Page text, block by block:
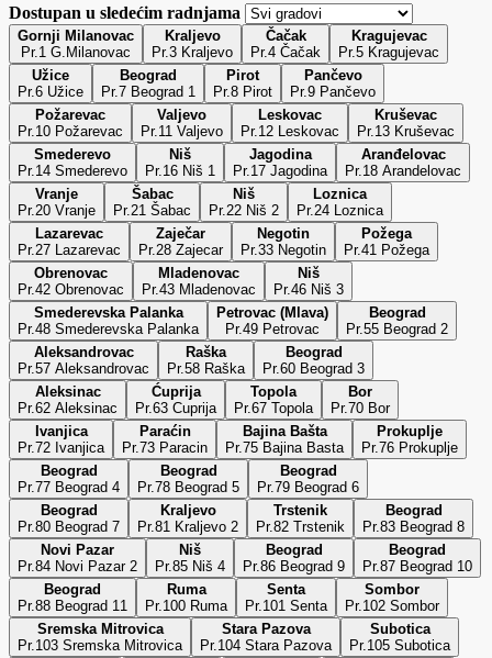
Dostupan u sledećim radnjama
Gornji Milanovac
Pr.1 G.Milanovac
Kraljevo
Pr.3 Kraljevo
Čačak
Pr.4 Čačak
Kragujevac
Pr.5 Kragujevac
Užice
Pr.6 Užice
Beograd
Pr.7 Beograd 1
Pirot
Pr.8 Pirot
Pančevo
Pr.9 Pančevo
Požarevac
Pr.10 Požarevac
Valjevo
Pr.11 Valjevo
Leskovac
Pr.12 Leskovac
Kruševac
Pr.13 Kruševac
Smederevo
Pr.14 Smederevo
Niš
Pr.16 Niš 1
Jagodina
Pr.17 Jagodina
Aranđelovac
Pr.18 Arandelovac
Vranje
Pr.20 Vranje
Šabac
Pr.21 Šabac
Niš
Pr.22 Niš 2
Loznica
Pr.24 Loznica
Lazarevac
Pr.27 Lazarevac
Zaječar
Pr.28 Zajecar
Negotin
Pr.33 Negotin
Požega
Pr.41 Požega
Obrenovac
Pr.42 Obrenovac
Mladenovac
Pr.43 Mladenovac
Niš
Pr.46 Niš 3
Smederevska Palanka
Pr.48 Smederevska Palanka
Petrovac (Mlava)
Pr.49 Petrovac
Beograd
Pr.55 Beograd 2
Aleksandrovac
Pr.57 Aleksandrovac
Raška
Pr.58 Raška
Beograd
Pr.60 Beograd 3
Aleksinac
Pr.62 Aleksinac
Ćuprija
Pr.63 Cuprija
Topola
Pr.67 Topola
Bor
Pr.70 Bor
Ivanjica
Pr.72 Ivanjica
Paraćin
Pr.73 Paracin
Bajina Bašta
Pr.75 Bajina Basta
Prokuplje
Pr.76 Prokuplje
Beograd
Pr.77 Beograd 4
Beograd
Pr.78 Beograd 5
Beograd
Pr.79 Beograd 6
Beograd
Pr.80 Beograd 7
Kraljevo
Pr.81 Kraljevo 2
Trstenik
Pr.82 Trstenik
Beograd
Pr.83 Beograd 8
Novi Pazar
Pr.84 Novi Pazar 2
Niš
Pr.85 Niš 4
Beograd
Pr.86 Beograd 9
Beograd
Pr.87 Beograd 10
Beograd
Pr.88 Beograd 11
Ruma
Pr.100 Ruma
Senta
Pr.101 Senta
Sombor
Pr.102 Sombor
Sremska Mitrovica
Pr.103 Sremska Mitrovica
Stara Pazova
Pr.104 Stara Pazova
Subotica
Pr.105 Subotica